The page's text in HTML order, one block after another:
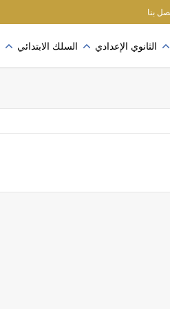
بنا
الثانوي الإعدادي السلك الابتدائي